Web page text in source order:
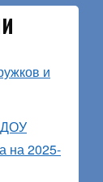
и
на 2025-